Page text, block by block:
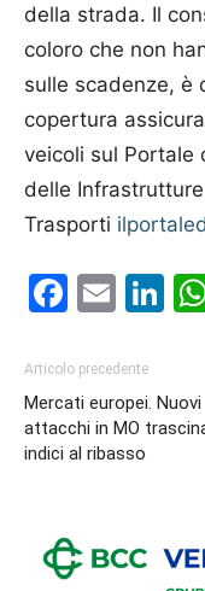
della strada. Il
coloro che non
sulle scadenze, è
copertura
veicoli sul Portale
delle
Trasporti
Articolo precedente
Mercati europei. Nuovi
attacchi in MO
indici al ribasso